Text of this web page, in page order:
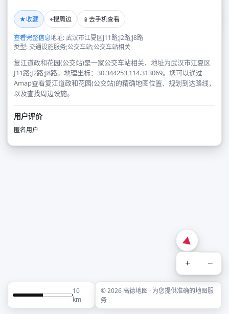
★收藏 ⌖搜周边 📱 去手机查看
查看完整信息地址: 武汉市江夏区J11路;J2路;J8路
类型: 交通设施服务;公交车站;公交车站相关
复江道政和花园(公交站)是一家公交车站相关，地址为武汉市江夏区
J11路;J2路;J8路。地理坐标：30.344253,114.313069。您可以通过
Amap查看复江道政和花园(公交站)的精确地图位置、规划到达路线，
以及查找周边设施。
用户评价
匿名用户
+ −
10
km
© 2026 高德地图 · 为您提供准确的地图服
务